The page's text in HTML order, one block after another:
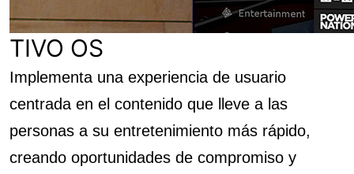
TIVO OS
Implementa una experiencia de usuario
centrada en el contenido que lleve a las
personas a su entretenimiento más rápido,
creando oportunidades de compromiso y